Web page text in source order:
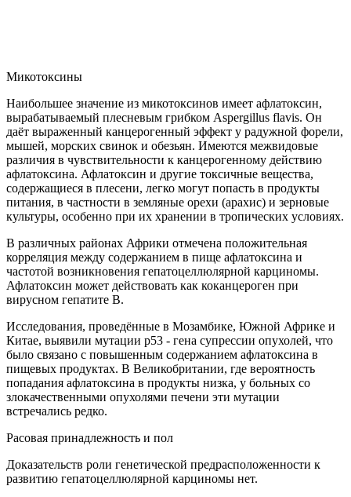
Микотоксины
Наибольшее значение из микотоксинов имеет афлатоксин,
вырабатываемый плесневым грибком Aspergillus flavis. Он
даёт выраженный канцерогенный эффект у радужной форели,
мышей, морских свинок и обезьян. Имеются межвидовые
различия в чувствительности к канцерогенному действию
афлатоксина. Афлатоксин и другие токсичные вещества,
содержащиеся в плесени, легко могут попасть в продукты
питания, в частности в земляные орехи (арахис) и зерновые
культуры, особенно при их хранении в тропических условиях.
В различных районах Африки отмечена положительная
корреляция между содержанием в пище афлатоксина и
частотой возникновения гепатоцеллюлярной карциномы.
Афлатоксин может действовать как коканцероген при
вирусном гепатите В.
Исследования, проведённые в Мозамбике, Южной Африке и
Китае, выявили мутации р53 - гена супрессии опухолей, что
было связано с повышенным содержанием афлатоксина в
пищевых продуктах. В Великобритании, где вероятность
попадания афлатоксина в продукты низка, у больных со
злокачественными опухолями печени эти мутации
встречались редко.
Расовая принадлежность и пол
Доказательств роли генетической предрасположенности к
развитию гепатоцеллюлярной карциномы нет.